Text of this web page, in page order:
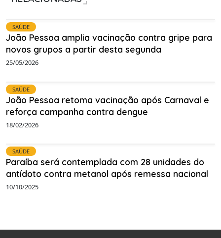
SAÚDE
João Pessoa amplia vacinação contra gripe para
novos grupos a partir desta segunda
25/05/2026
SAÚDE
João Pessoa retoma vacinação após Carnaval e
reforça campanha contra dengue
18/02/2026
SAÚDE
Paraíba será contemplada com 28 unidades do
antídoto contra metanol após remessa nacional
10/10/2025